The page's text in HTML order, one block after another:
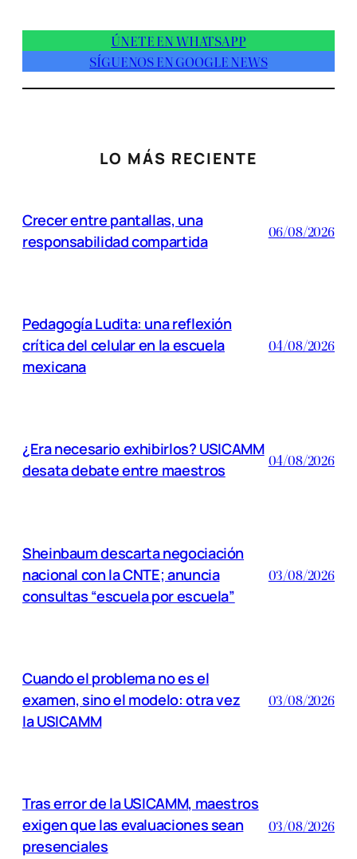
ÚNETE EN WHATSAPP
SÍGUENOS EN GOOGLE NEWS
LO MÁS RECIENTE
Crecer entre pantallas, una
responsabilidad compartida
06/08/2026
Pedagogía Ludita: una reflexión
crítica del celular en la escuela
mexicana
04/08/2026
¿Era necesario exhibirlos? USICAMM
desata debate entre maestros
04/08/2026
Sheinbaum descarta negociación
nacional con la CNTE; anuncia
consultas “escuela por escuela”
03/08/2026
Cuando el problema no es el
examen, sino el modelo: otra vez
la USICAMM
03/08/2026
Tras error de la USICAMM, maestros
exigen que las evaluaciones sean
presenciales
03/08/2026